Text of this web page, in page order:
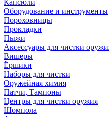
Капсюли
Оборудование и инструменты
Пороховницы
Прокладки
Пыжи
Аксессуары для чистки
Вишеры
Ёршики
Наборы для чистки
Оружейная химия
Патчи, Тампоны
Центры для чистки оружия
Шомпола